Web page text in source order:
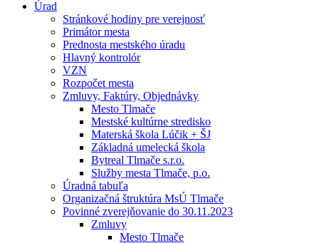
Úrad
Stránkové hodiny pre verejnosť
Primátor mesta
Prednosta mestského úradu
Hlavný kontrolór
VZN
Rozpočet mesta
Zmluvy, Faktúry, Objednávky
Mesto Tlmače
Mestské kultúrne stredisko
Materská škola Lúčik + ŠJ
Základná umelecká škola
Bytreal Tlmače s.r.o.
Služby mesta Tlmače, p.o.
Úradná tabuľa
Organizačná štruktúra MsÚ Tlmače
Povinné zverejňovanie do 30.11.2023
Zmluvy
Mesto Tlmače